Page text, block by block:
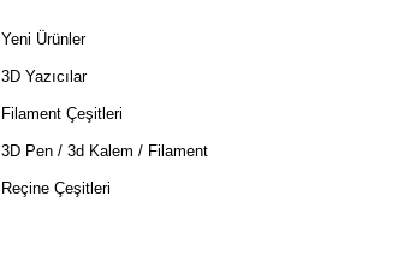
Yeni Ürünler
3D Yazıcılar
Filament Çeşitleri
3D Pen / 3d Kalem / Filament
Reçine Çeşitleri